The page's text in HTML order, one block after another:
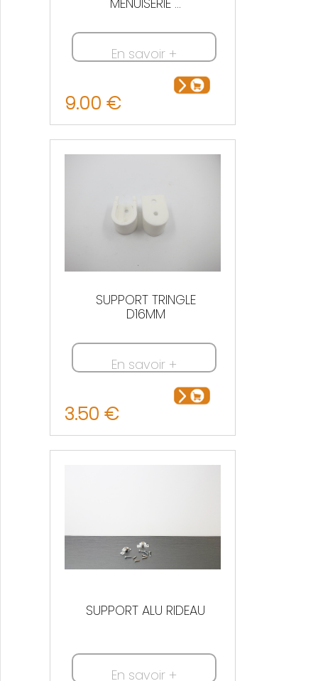
En savoir +
9.00 €
SUPPORT TRINGLE
D16MM
En savoir +
3.50 €
SUPPORT ALU RIDEAU
En savoir +